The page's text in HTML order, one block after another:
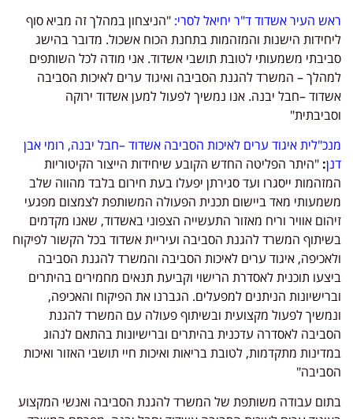
ראש העיר אשדוד ד"ר יחיאל לסרי: "הניצחון במהלך זה מביא סוף
ליחידות הישנות והמזהמות בתחנת הכוח אשכול. מדובר בהישג
סביבתי משמעותי לטובת תושבי אשדוד. אני מודה לכל השותפים
למהלך – המשרד להגנת הסביבה ואיגוד ערים לאיכות הסביבה
אשדוד –חבל יבנה. אנו נמשיך לפעול למען אשדוד ירוקה
וסביבתית"
מנכ"לית איגוד ערים לאיכות הסביבה אשדוד –חבל יבנה, רומי אבן
דנן: "היתר הפליטה החדש הקובע שיחידות הייצור הקיטוריות
המזהמות ייסגרו ועד סגירתן יפעלו בעת חירום בלבד מהווה שלב
משמעותי מאד ביישום תכנית הפעולה המשותפת לצמצום מפגעי
זיהום אוויר וריח מאזור התעשייה הצפוני באשדוד, שאנו מקדמים
בשיתוף המשרד להגנת הסביבה ועיריית אשדוד בכל הקשור לפיקוח
ולאכיפה, איגוד ערים לאיכות הסביבה והמשרד להגנת הסביבה
ביצעו תוכנית לאסדרת הרישוי וקביעת תנאים מחמירים בהיתרים
וברישיונות הניתנים למפעלים. הגברנו את הפיקוח והאכיפה,
ונמשיך לפעול מקצועית ובשיתוף פעולה עם המשרד להגנת
הסביבה לאסדרה עדכנית בהיתרים וברישיונות בהתאם לנהוג
במדינות מתקדמות, לטובת בריאות ואיכות חיי תושבי האזור ואיכות
הסביבה"
בתום עבודה משותפת של המשרד להגנת הסביבה ואנשי המקצוע